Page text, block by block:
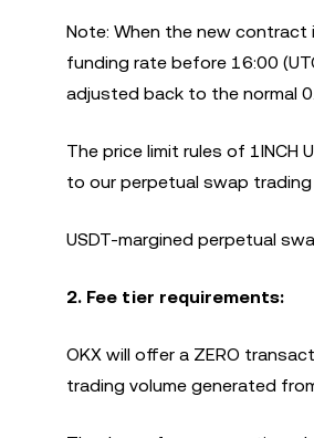
Note: When the new contract
funding rate before 16:00
adjusted back to the normal
The price limit rules of 1INCH
to our perpetual swap
USDT-margined perpetual
2. Fee tier requirements:
OKX will offer a ZERO
trading volume generated